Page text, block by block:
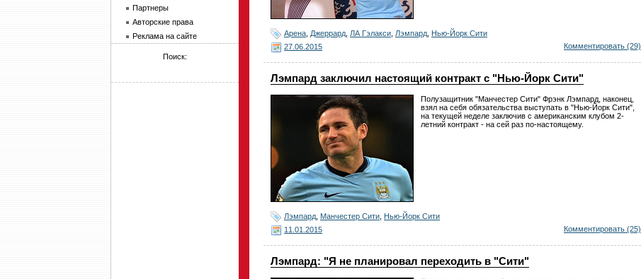
Арена Джеррард ЛА Гэлакси Лэмпард Нью-Йорк Сити
27.06.2015
Комментировать (29)
Лэмпард заключил настоящий контракт с "Нью-Йорк Сити"
Полузащитник "Манчестер Сити" Фрэнк Лэмпард, наконец,
взял на себя обязательства выступать в "Нью-Йорк Сити",
на текущей неделе заключив с американским клубом 2-
летний контракт - на сей раз по-настоящему.
Лэмпард Манчестер Сити Нью-Йорк Сити
11.01.2015
Комментировать (25)
Лэмпард: "Я не планировал переходить в "Сити"
Партнеры
Авторские права
Реклама на сайте
Поиск: